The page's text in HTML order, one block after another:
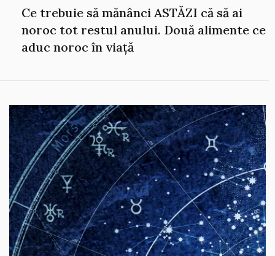
Ce trebuie să mănânci ASTĂZI că să ai
noroc tot restul anului. Două alimente ce
aduc noroc în viață